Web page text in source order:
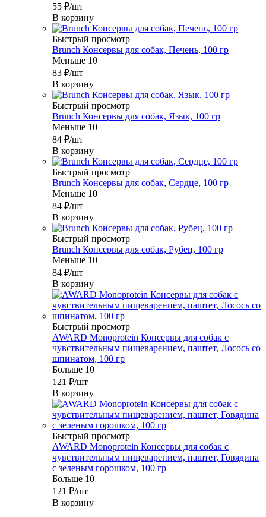
55 ₽/шт
В корзину
Быстрый просмотр
Brunch Консервы для собак, Печень, 100 гр
Меньше 10
83 ₽/шт
В корзину
Быстрый просмотр
Brunch Консервы для собак, Язык, 100 гр
Меньше 10
84 ₽/шт
В корзину
Быстрый просмотр
Brunch Консервы для собак, Сердце, 100 гр
Меньше 10
84 ₽/шт
В корзину
Быстрый просмотр
Brunch Консервы для собак, Рубец, 100 гр
Меньше 10
84 ₽/шт
В корзину
Быстрый просмотр
AWARD Monoprotein Консервы для собак с
чувствительным пищеварением, паштет, Лосось со
шпинатом, 100 гр
Больше 10
121 ₽/шт
В корзину
Быстрый просмотр
AWARD Monoprotein Консервы для собак с
чувствительным пищеварением, паштет, Говядина
с зеленым горошком, 100 гр
Больше 10
121 ₽/шт
В корзину